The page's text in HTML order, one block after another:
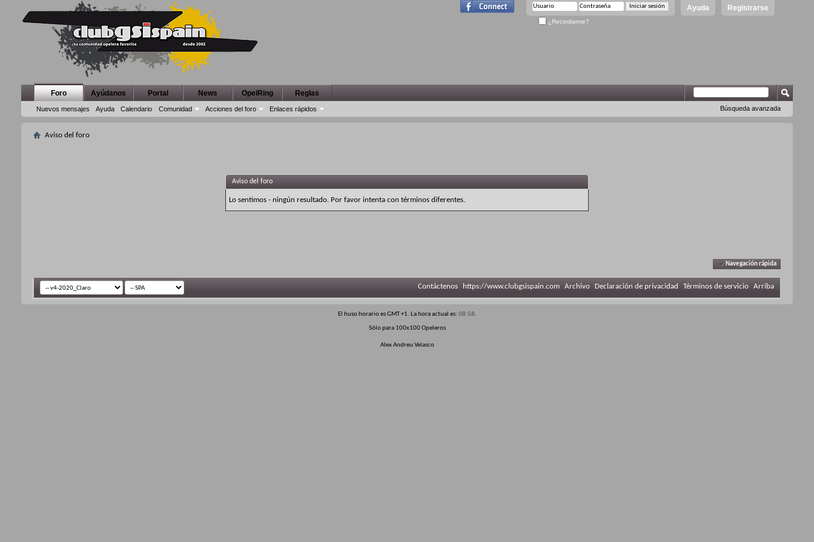
Registrarse
Ayuda
¿Recordarme?
Foro
Nuevos mensajes Ayuda Calendario Comunidad Acciones del foro Enlaces rápidos
Ayúdanos Portal News OpelRing Reglas
Búsqueda avanzada
Aviso del foro
Aviso del foro
Lo sentimos - ningún resultado. Por favor intenta con términos diferentes.
Navegación rápida
Contáctenos https://www.clubgsispain.com Archivo Declaración de privacidad Términos de servicio Arriba
El huso horario es GMT +1. La hora actual es: 08:58.
Sólo para 100x100 Opeleros
Alex Andreu Velasco